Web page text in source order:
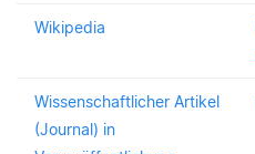
Wikipedia
Wissenschaftlicher Artikel
(Journal) in